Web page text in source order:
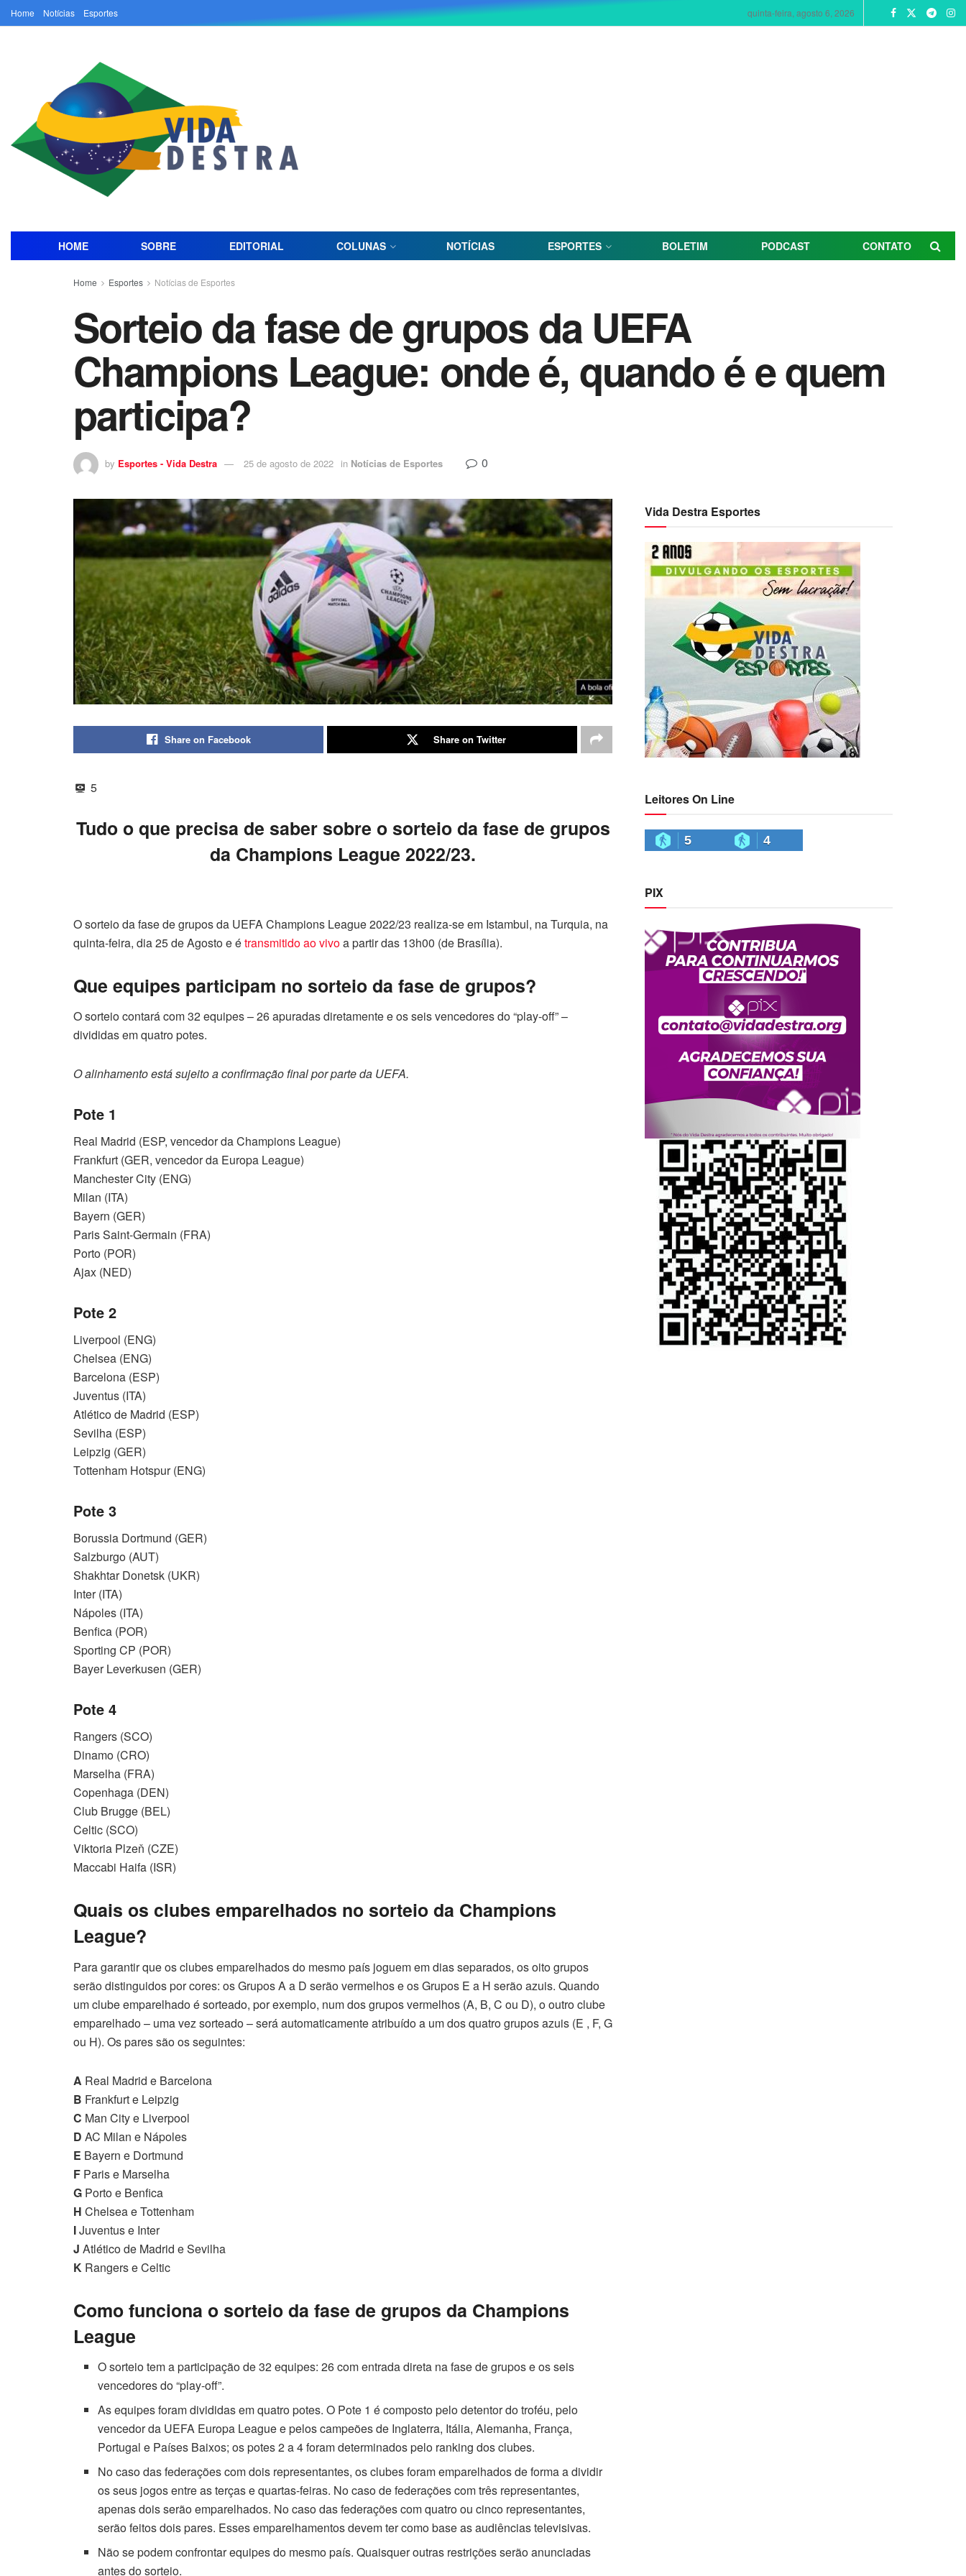
Home Notícias Esportes quinta-feira, agosto 6, 2026
HOME SOBRE EDITORIAL COLUNAS NOTÍCIAS ESPORTES BOLETIM PODCAST CONTATO
Home Esportes Notícias de Esportes
Sorteio da fase de grupos da UEFA
Champions League: onde é, quando é e quem
participa?
by Esportes - Vida Destra 25 de agosto de 2022 in Notícias de Esportes 0
Share on Facebook Share on Twitter
5
Tudo o que precisa de saber sobre o sorteio da fase de grupos
da Champions League 2022/23.
O sorteio da fase de grupos da UEFA Champions League 2022/23 realiza-se em Istambul, na Turquia, na
quinta-feira, dia 25 de Agosto e étransmitido ao vivoa partir das 13h00 (de Brasília).
Que equipes participam no sorteio da fase de grupos?
O sorteio contará com 32 equipes – 26 apuradas diretamente e os seis vencedores do “play-off” –
divididas em quatro potes.
O alinhamento está sujeito a confirmação final por parte da UEFA.
Pote 1
Real Madrid (ESP, vencedor da Champions League)
Frankfurt (GER, vencedor da Europa League)
Manchester City (ENG)
Milan (ITA)
Bayern (GER)
Paris Saint-Germain (FRA)
Porto (POR)
Ajax (NED)
Pote 2
Liverpool (ENG)
Chelsea (ENG)
Barcelona (ESP)
Juventus (ITA)
Atlético de Madrid (ESP)
Sevilha (ESP)
Leipzig (GER)
Tottenham Hotspur (ENG)
Pote 3
Borussia Dortmund (GER)
Salzburgo (AUT)
Shakhtar Donetsk (UKR)
Inter (ITA)
Nápoles (ITA)
Benfica (POR)
Sporting CP (POR)
Bayer Leverkusen (GER)
Pote 4
Rangers (SCO)
Dinamo (CRO)
Marselha (FRA)
Copenhaga (DEN)
Club Brugge (BEL)
Celtic (SCO)
Viktoria Plzeň (CZE)
Maccabi Haifa (ISR)
Quais os clubes emparelhados no sorteio da Champions
League?
Para garantir que os clubes emparelhados do mesmo país joguem em dias separados, os oito grupos
serão distinguidos por cores: os Grupos A a D serão vermelhos e os Grupos E a H serão azuis. Quando
um clube emparelhado é sorteado, por exemplo, num dos grupos vermelhos (A, B, C ou D), o outro clube
emparelhado – uma vez sorteado – será automaticamente atribuído a um dos quatro grupos azuis (E , F, G
ou H). Os pares são os seguintes:
A Real Madrid e Barcelona
B Frankfurt e Leipzig
C Man City e Liverpool
D AC Milan e Nápoles
E Bayern e Dortmund
F Paris e Marselha
G Porto e Benfica
H Chelsea e Tottenham
IJuventus e Inter
J Atlético de Madrid e Sevilha
K Rangers e Celtic
Como funciona o sorteio da fase de grupos da Champions
League
O sorteio tem a participação de 32 equipes: 26 com entrada direta na fase de grupos e os seis
vencedores do “play-off”.
As equipes foram divididas em quatro potes. O Pote 1 é composto pelo detentor do troféu, pelo
vencedor da UEFA Europa League e pelos campeões de Inglaterra, Itália, Alemanha, França,
Portugal e Países Baixos; os potes 2 a 4 foram determinados pelo ranking dos clubes.
No caso das federações com dois representantes, os clubes foram emparelhados de forma a dividir
os seus jogos entre as terças e quartas-feiras. No caso de federações com três representantes,
apenas dois serão emparelhados. No caso das federações com quatro ou cinco representantes,
serão feitos dois pares. Esses emparelhamentos devem ter como base as audiências televisivas.
Não se podem confrontar equipes do mesmo país. Quaisquer outras restrições serão anunciadas
antes do sorteio.
Vida Destra Esportes
Leitores On Line
5 4
PIX